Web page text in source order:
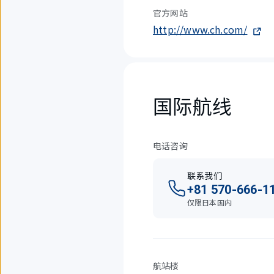
官方网站
http://www.ch.com/
国际航线
电话咨询
联系我们
+81 570-666-
仅限日本国内
航站楼